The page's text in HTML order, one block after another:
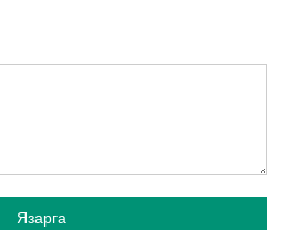
Язарга